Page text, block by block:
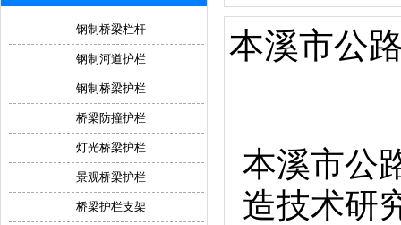
本溪市公
本溪市公
造技术研
钢制桥梁栏杆
钢制河道护栏
钢制桥梁护栏
桥梁防撞护栏
灯光桥梁护栏
景观桥梁护栏
桥梁护栏支架